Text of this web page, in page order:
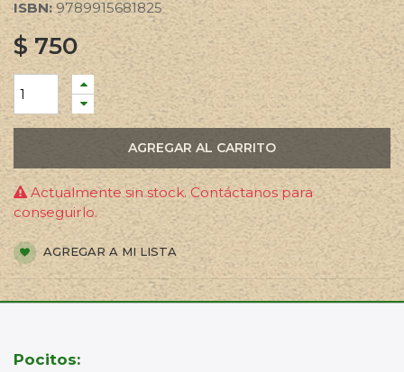
ISBN: 9789915681825
$750
AGREGAR AL CARRITO
Actualmente sin stock. Contáctanos para
conseguirlo.
AGREGAR A MI LISTA
Pocitos: